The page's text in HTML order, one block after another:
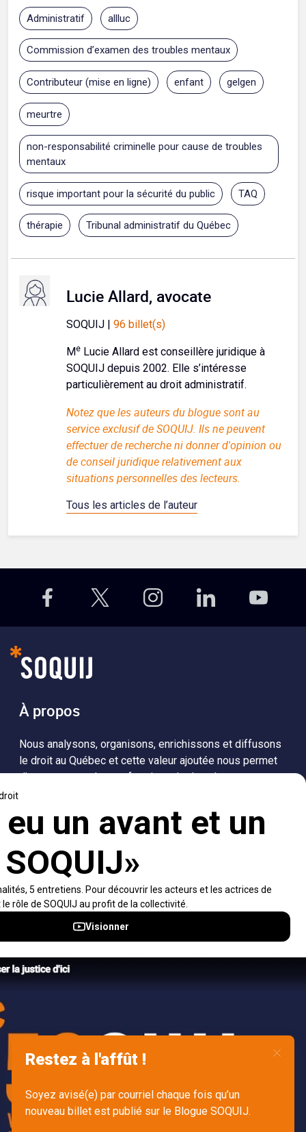
Administratif allluc
Commission d’examen des troubles mentaux
Contributeur (mise en ligne) enfant gelgen
meurtre
non-responsabilité criminelle pour cause de troubles
mentaux
risque important pour la sécurité du public TAQ
thérapie Tribunal administratif du Québec
Lucie Allard, avocate
SOQUIJ |96 billet(s)
Me Lucie Allard est conseillère juridique à
SOQUIJ depuis 2002. Elle s’intéresse
particulièrement au droit administratif.
Notez que les auteurs du blogue sont au
service exclusif de SOQUIJ. Ils ne peuvent
effectuer de recherche ni donner d'opinion ou
de conseil juridique relativement aux
situations personnelles des lecteurs.
Tous les articles de l’auteur
À propos
Nous analysons, organisons, enrichissons et diffusons
le droit au Québec et cette valeur ajoutée nous permet
d’accompagner les professionnels dans leurs
population dans sa compréhension du droit.
Accès rapides
À propos
Nétiquette
Notifications et fils RSS
Accès à l’information